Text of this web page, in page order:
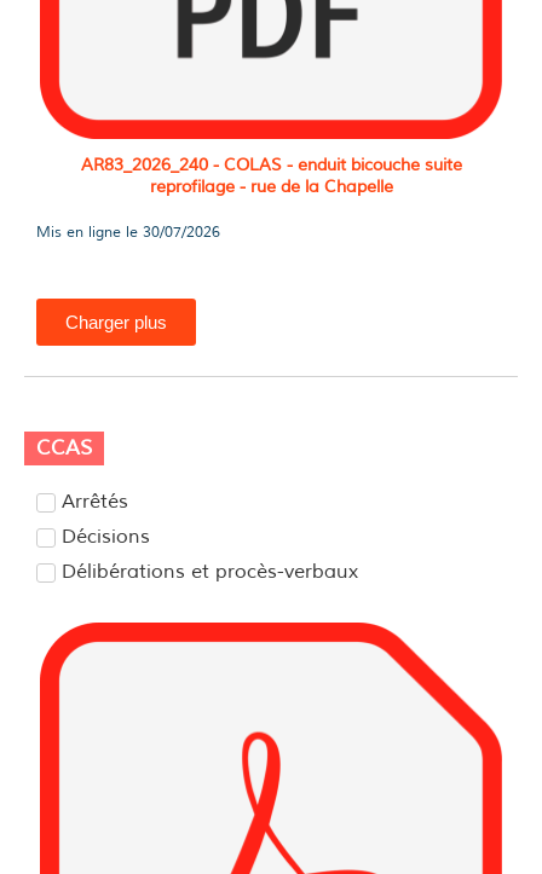
AR83_2026_240 - COLAS - enduit bicouche suite
reprofilage - rue de la Chapelle
Mis en ligne le 30/07/2026
Charger plus
CCAS
Arrêtés
Décisions
Délibérations et procès-verbaux